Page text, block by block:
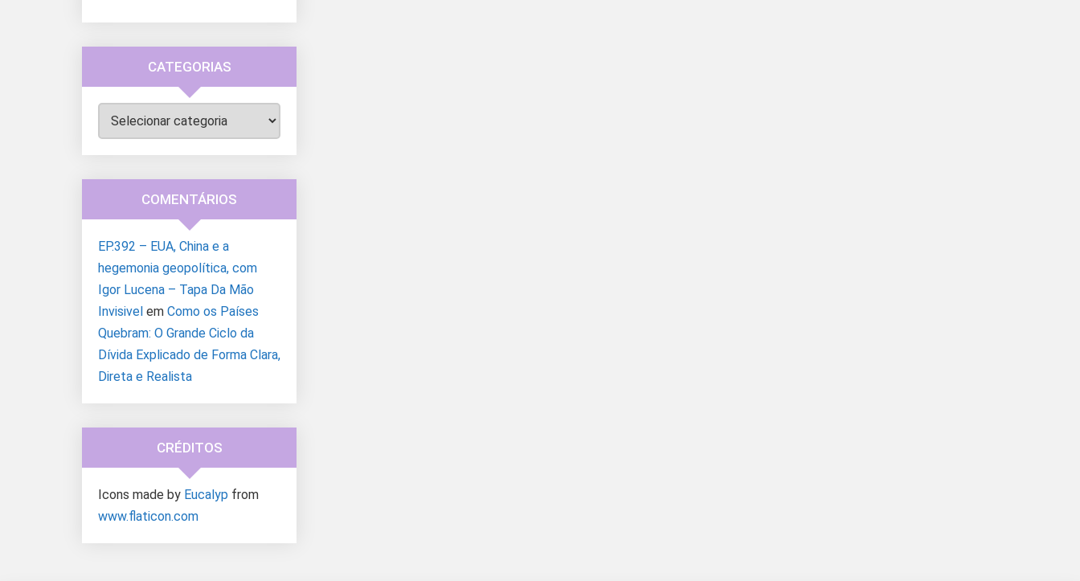
CATEGORIAS
Categorias
COMENTÁRIOS
EP.392 – EUA, China e a
hegemonia geopolítica, com
Igor Lucena – Tapa Da Mão
Invisivel em Como os Países
Quebram: O Grande Ciclo da
Dívida Explicado de Forma Clara,
Direta e Realista
CRÉDITOS
Icons made by Eucalyp from
www.flaticon.com